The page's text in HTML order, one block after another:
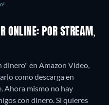
ONLINE: POR STREAM,
dinero" en Amazon Video,
como descarga en
Ahora mismo no hay
con dinero. Si quieres